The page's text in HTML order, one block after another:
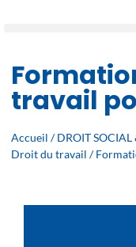
travail
Accueil /DROIT SOCIAL
Droit du travail /